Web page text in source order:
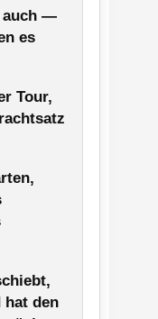
auch —
es
Tour,
hat den